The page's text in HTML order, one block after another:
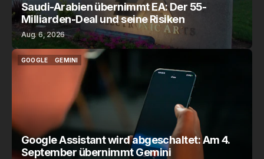
Saudi-Arabien übernimmt EA: Der 55-
Milliarden-Deal und seine Risiken
Aug. 6, 2026
GOOGLE
GEMINI
Google Assistant wird abgeschaltet: Am 4.
September übernimmt Gemini